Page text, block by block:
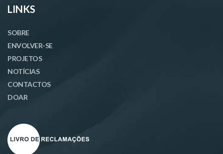
LINKS
SOBRE
ENVOLVER-SE
PROJETOS
NOTÍCIAS
CONTACTOS
DOAR